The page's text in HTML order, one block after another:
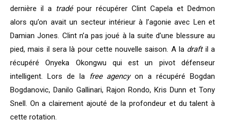
dernière il a tradépour récupérer Clint Capela et Dedmon
alors qu’on avait un secteur intérieur à l’agonie avec Len et
Damian Jones. Clint n’a pas joué à la suite d’une blessure au
pied, mais il sera là pour cette nouvelle saison. A la draftil a
récupéré Onyeka Okongwu qui est un pivot défenseur
intelligent. Lors de la free agencyon a récupéré Bogdan
Bogdanovic, Danilo Gallinari, Rajon Rondo, Kris Dunn et Tony
Snell. On a clairement ajouté de la profondeur et du talent à
cette rotation.